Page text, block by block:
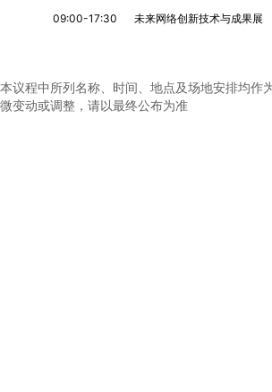
09:00-17:30 未来网络创新技术与成果展
本议程中所列名称、时间、地点及场地安排均作
微变动或调整，请以最终公布为准